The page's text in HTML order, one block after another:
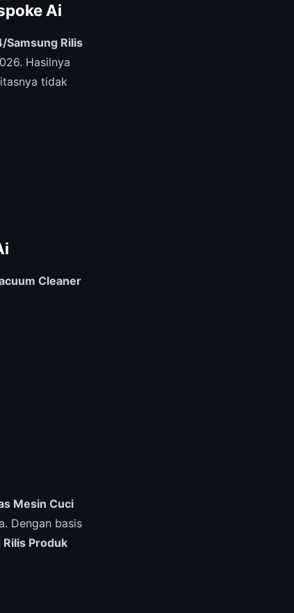
Ai
Rilis
Hasilnya
tidak
Cleaner
Mesin Cuci
Dengan basis
Produk